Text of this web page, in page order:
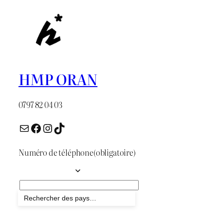
HMP ORAN
0797 82 04 03
E-mail Facebook InstagramTikTok
Numéro de téléphone(obligatoire)
Envoyer